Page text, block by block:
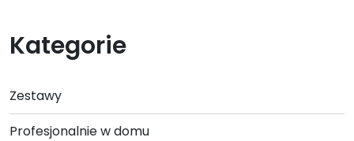
Kategorie
Zestawy
Profesjonalnie w domu